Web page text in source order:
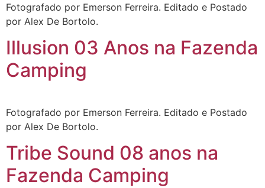
Fotografado por Emerson Ferreira. Editado e Postado
por Alex De Bortolo.
Illusion 03 Anos na Fazenda
Camping
Fotografado por Emerson Ferreira. Editado e Postado
por Alex De Bortolo.
Tribe Sound 08 anos na
Fazenda Camping